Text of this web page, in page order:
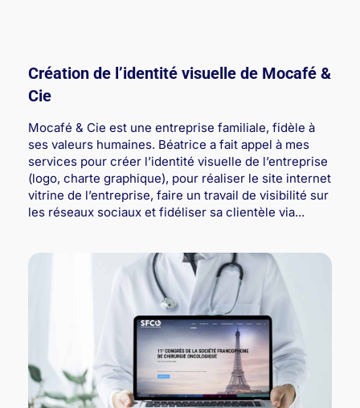
Création de l’identité visuelle de Mocafé &
Cie
Mocafé & Cie est une entreprise familiale, fidèle à
ses valeurs humaines. Béatrice a fait appel à mes
services pour créer l’identité visuelle de l’entreprise
(logo, charte graphique), pour réaliser le site internet
vitrine de l’entreprise, faire un travail de visibilité sur
les réseaux sociaux et fidéliser sa clientèle via